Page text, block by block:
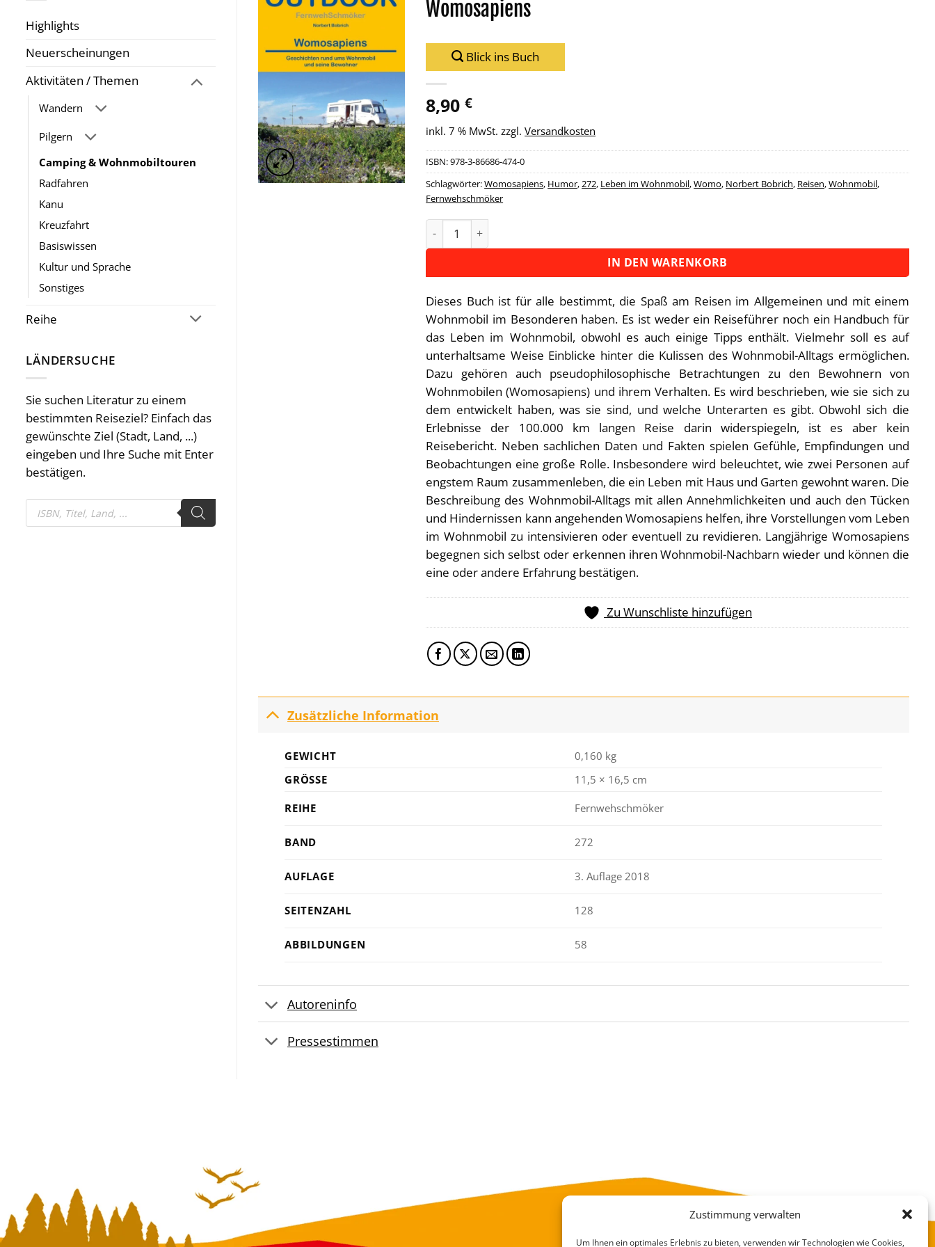
Zustimmung verwalten
Um Ihnen ein optimales Erlebnis zu bieten, verwenden wir Technologien wie Cookies,
Highlights
Neuerscheinungen
Aktivitäten / Themen
Wandern
Pilgern
Camping & Wohnmobiltouren
Radfahren
Kanu
Kreuzfahrt
Basiswissen
Kultur und Sprache
Sonstiges
Reihe
LÄNDERSUCHE
Sie suchen Literatur zu einem
bestimmten Reiseziel? Einfach das
gewünschte Ziel (Stadt, Land, ...)
eingeben und Ihre Suche mit Enter
bestätigen.
Products
search
Wunschliste
hinzufügen
Womosapiens
Blick ins Buch
8,90€
inkl. 7 % MwSt. zzgl.Versandkosten
ISBN:978-3-86686-474-0
Schlagwörter:Womosapiens, Humor,272, Leben im Wohnmobil,Womo, Norbert Bobrich, Reisen,Wohnmobil,
Fernwehschmöker
Womosapiens Menge
IN DEN WARENKORB
Alternative:
Dieses Buch ist für alle bestimmt, die Spaß am Reisen im Allgemeinen und mit einem
Wohnmobil im Besonderen haben. Es ist weder ein Reiseführer noch ein Handbuch für
das Leben im Wohnmobil, obwohl es auch einige Tipps enthält. Vielmehr soll es auf
unterhaltsame Weise Einblicke hinter die Kulissen des Wohnmobil-Alltags ermöglichen.
Dazu gehören auch pseudophilosophische Betrachtungen zu den Bewohnern von
Wohnmobilen (Womosapiens) und ihrem Verhalten. Es wird beschrieben, wie sie sich zu
dem entwickelt haben, was sie sind, und welche Unterarten es gibt. Obwohl sich die
Erlebnisse der 100.000 km langen Reise darin widerspiegeln, ist es aber kein
Reisebericht. Neben sachlichen Daten und Fakten spielen Gefühle, Empfindungen und
Beobachtungen eine große Rolle. Insbesondere wird beleuchtet, wie zwei Personen auf
engstem Raum zusammenleben, die ein Leben mit Haus und Garten gewohnt waren. Die
Beschreibung des Wohnmobil-Alltags mit allen Annehmlichkeiten und auch den Tücken
und Hindernissen kann angehenden Womosapiens helfen, ihre Vorstellungen vom Leben
im Wohnmobil zu intensivieren oder eventuell zu revidieren. Langjährige Womosapiens
begegnen sich selbst oder erkennen ihren Wohnmobil-Nachbarn wieder und können die
eine oder andere Erfahrung bestätigen.
Zu Wunschliste hinzufügen
Zusätzliche Information
GEWICHT
0,160 kg
GRÖSSE
11,5 × 16,5 cm
REIHE Fernwehschmöker
BAND 272
AUFLAGE 3. Auflage 2018
SEITENZAHL 128
ABBILDUNGEN 58
Autoreninfo
Pressestimmen